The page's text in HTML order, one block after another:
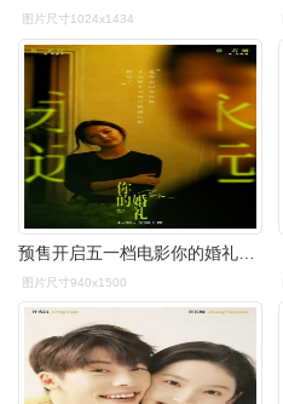
图片尺寸1024x1434
图片尺寸940x1500